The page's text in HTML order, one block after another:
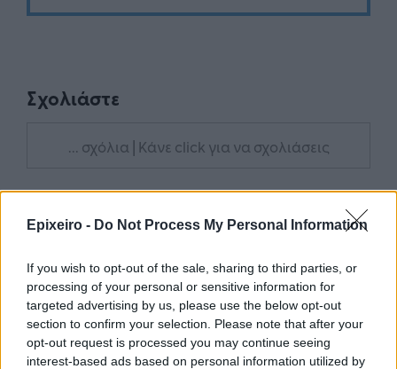
Epixeiro - Do Not Process My Personal Information
If you wish to opt-out of the sale, sharing to third parties, or
processing of your personal or sensitive information for
targeted advertising by us, please use the below opt-out
section to confirm your selection. Please note that after your
opt-out request is processed you may continue seeing
interest-based ads based on personal information utilized by
Σχολιάστε
... σχόλια | Κάνε click για να σχολιάσεις